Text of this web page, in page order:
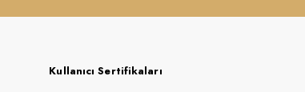
Kullanıcı Sertifikaları